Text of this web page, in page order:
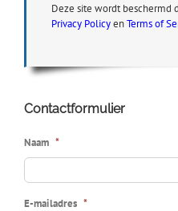
Deze site wordt beschermd
Privacy PolicyenTerms of
Contactformulier
Naam *
E-mailadres *